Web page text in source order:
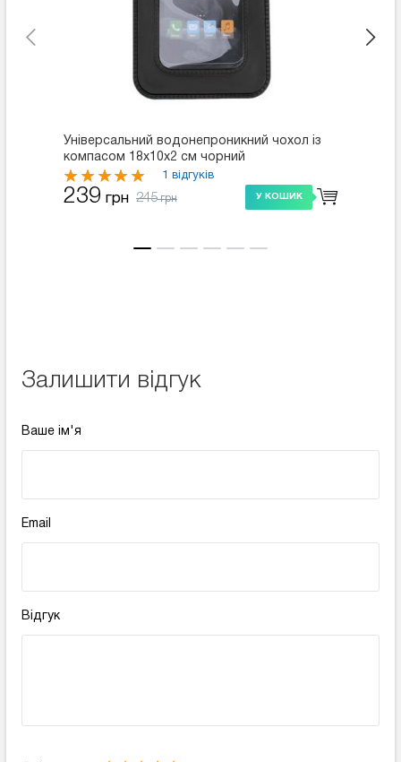
Універсальний водонепроникний чохол із
компасом 18х10х2 см чорний
1 відгуків
239 грн 245грн У КОШИК
Залишити відгук
Ваше ім'я
Email
Відгук